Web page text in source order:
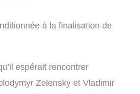
à la finalisation de
espérait rencontrer
Zelensky et Vladimir